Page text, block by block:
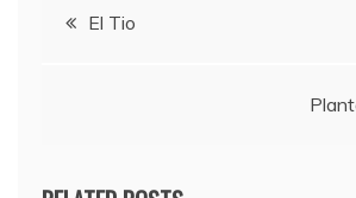
Navigare
El Tio